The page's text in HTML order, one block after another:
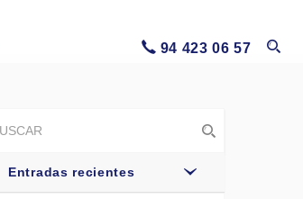
94 423 06 57
Entradas recientes